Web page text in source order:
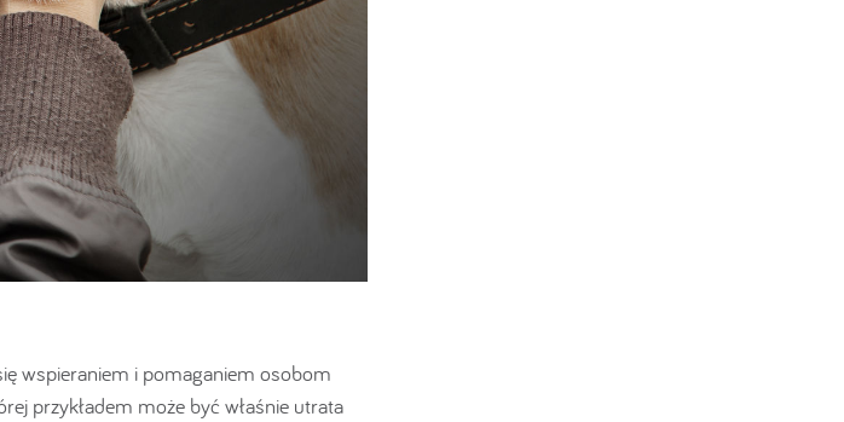
wspieraniem i pomaganiem osobom
przykładem może być właśnie utrata